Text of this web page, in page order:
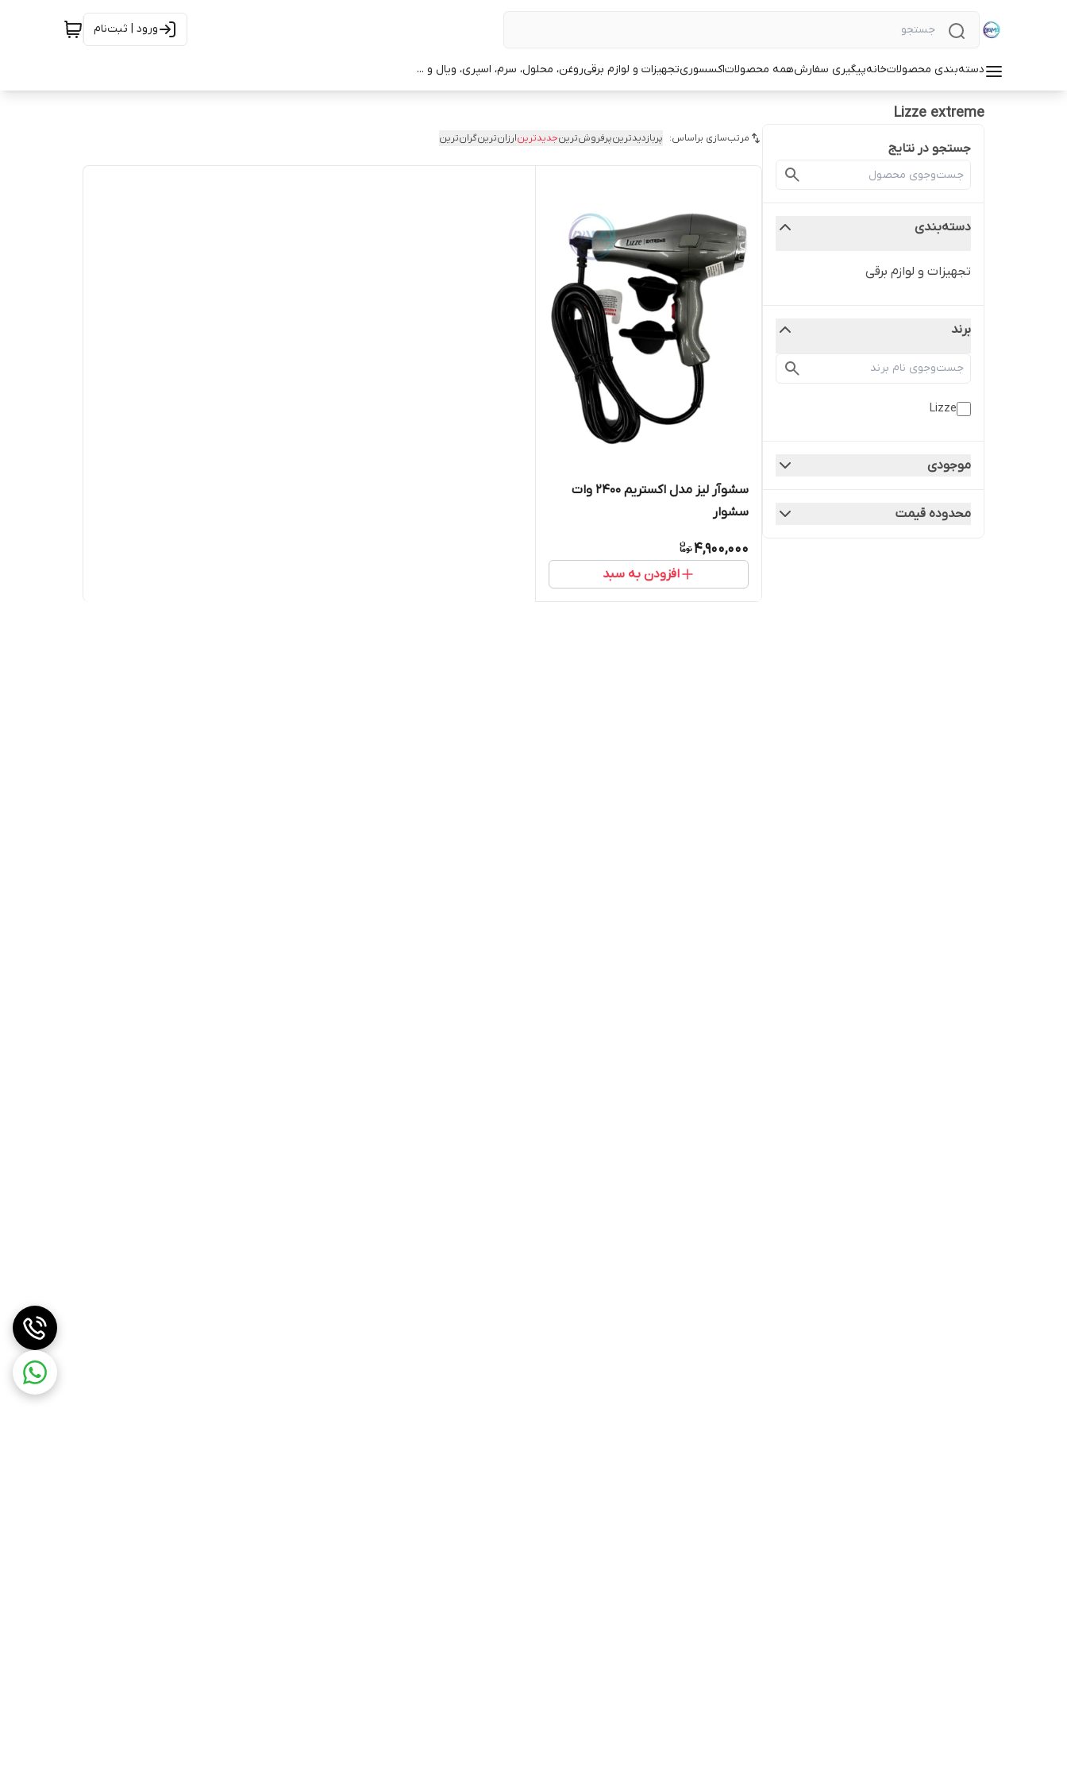
ورود | ثبت‌نام
دسته‌بندی محصولاتخانهپیگیری سفارشهمه محصولاتاکسسوریتجهیزات و لوازم برقیروغن، محلول، سرم، اسپری، ویال و ...
Lizze extreme
جستجو در نتایج
دسته‌بندی
تجهیزات و لوازم برقی
برند
Lizze
موجودی
محدوده قیمت
مرتب‌سازی براساس: پربازدیدترینپرفروش‌ترینجدیدترینارزان‌ترینگران‌ترین
سشوآر لیز مدل اکستریم ۲۴۰۰ وات
سشوار
4,900,000
افزودن به سبد